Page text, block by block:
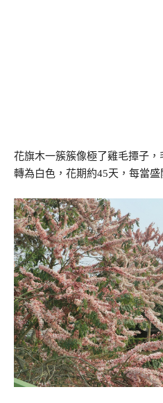
花旗木一簇簇像極了雞毛撢子
轉為白色，花期約45天，每當